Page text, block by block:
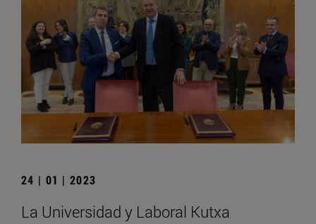
24 | 01 | 2023
La Universidad y Laboral Kutxa